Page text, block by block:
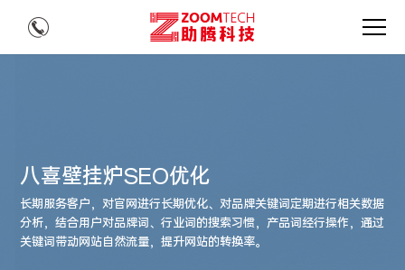
八喜壁挂炉SEO优化
长期服务客户，对官网进行长期优化、对品牌关键词定期进行相关数据
分析，结合用户对品牌词、行业词的搜索习惯，产品词经行操作，通过
关键词带动网站自然流量，提升网站的转换率。